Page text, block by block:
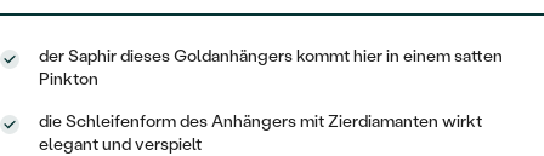
V-FORM
VINTAGE
NACH TYP
OHRRINGE
RINGE
OHRSTECKER
NACH STYL
SOLITÄR
GOLD
SILBER
PLATIN
der Saphir dieses Goldanhängers kommt hier in einem satten
Pinkton
die Schleifenform des Anhängers mit Zierdiamanten wirkt
elegant und verspielt